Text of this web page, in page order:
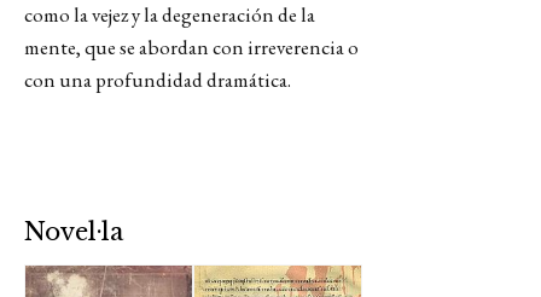
como la vejez y la degeneración de la
mente, que se abordan con irreverencia o
con una profundidad dramática.
Novel·la